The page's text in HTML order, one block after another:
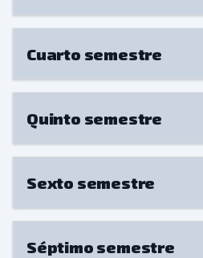
Cuarto semestre
Quinto semestre
Sexto semestre
Séptimo semestre